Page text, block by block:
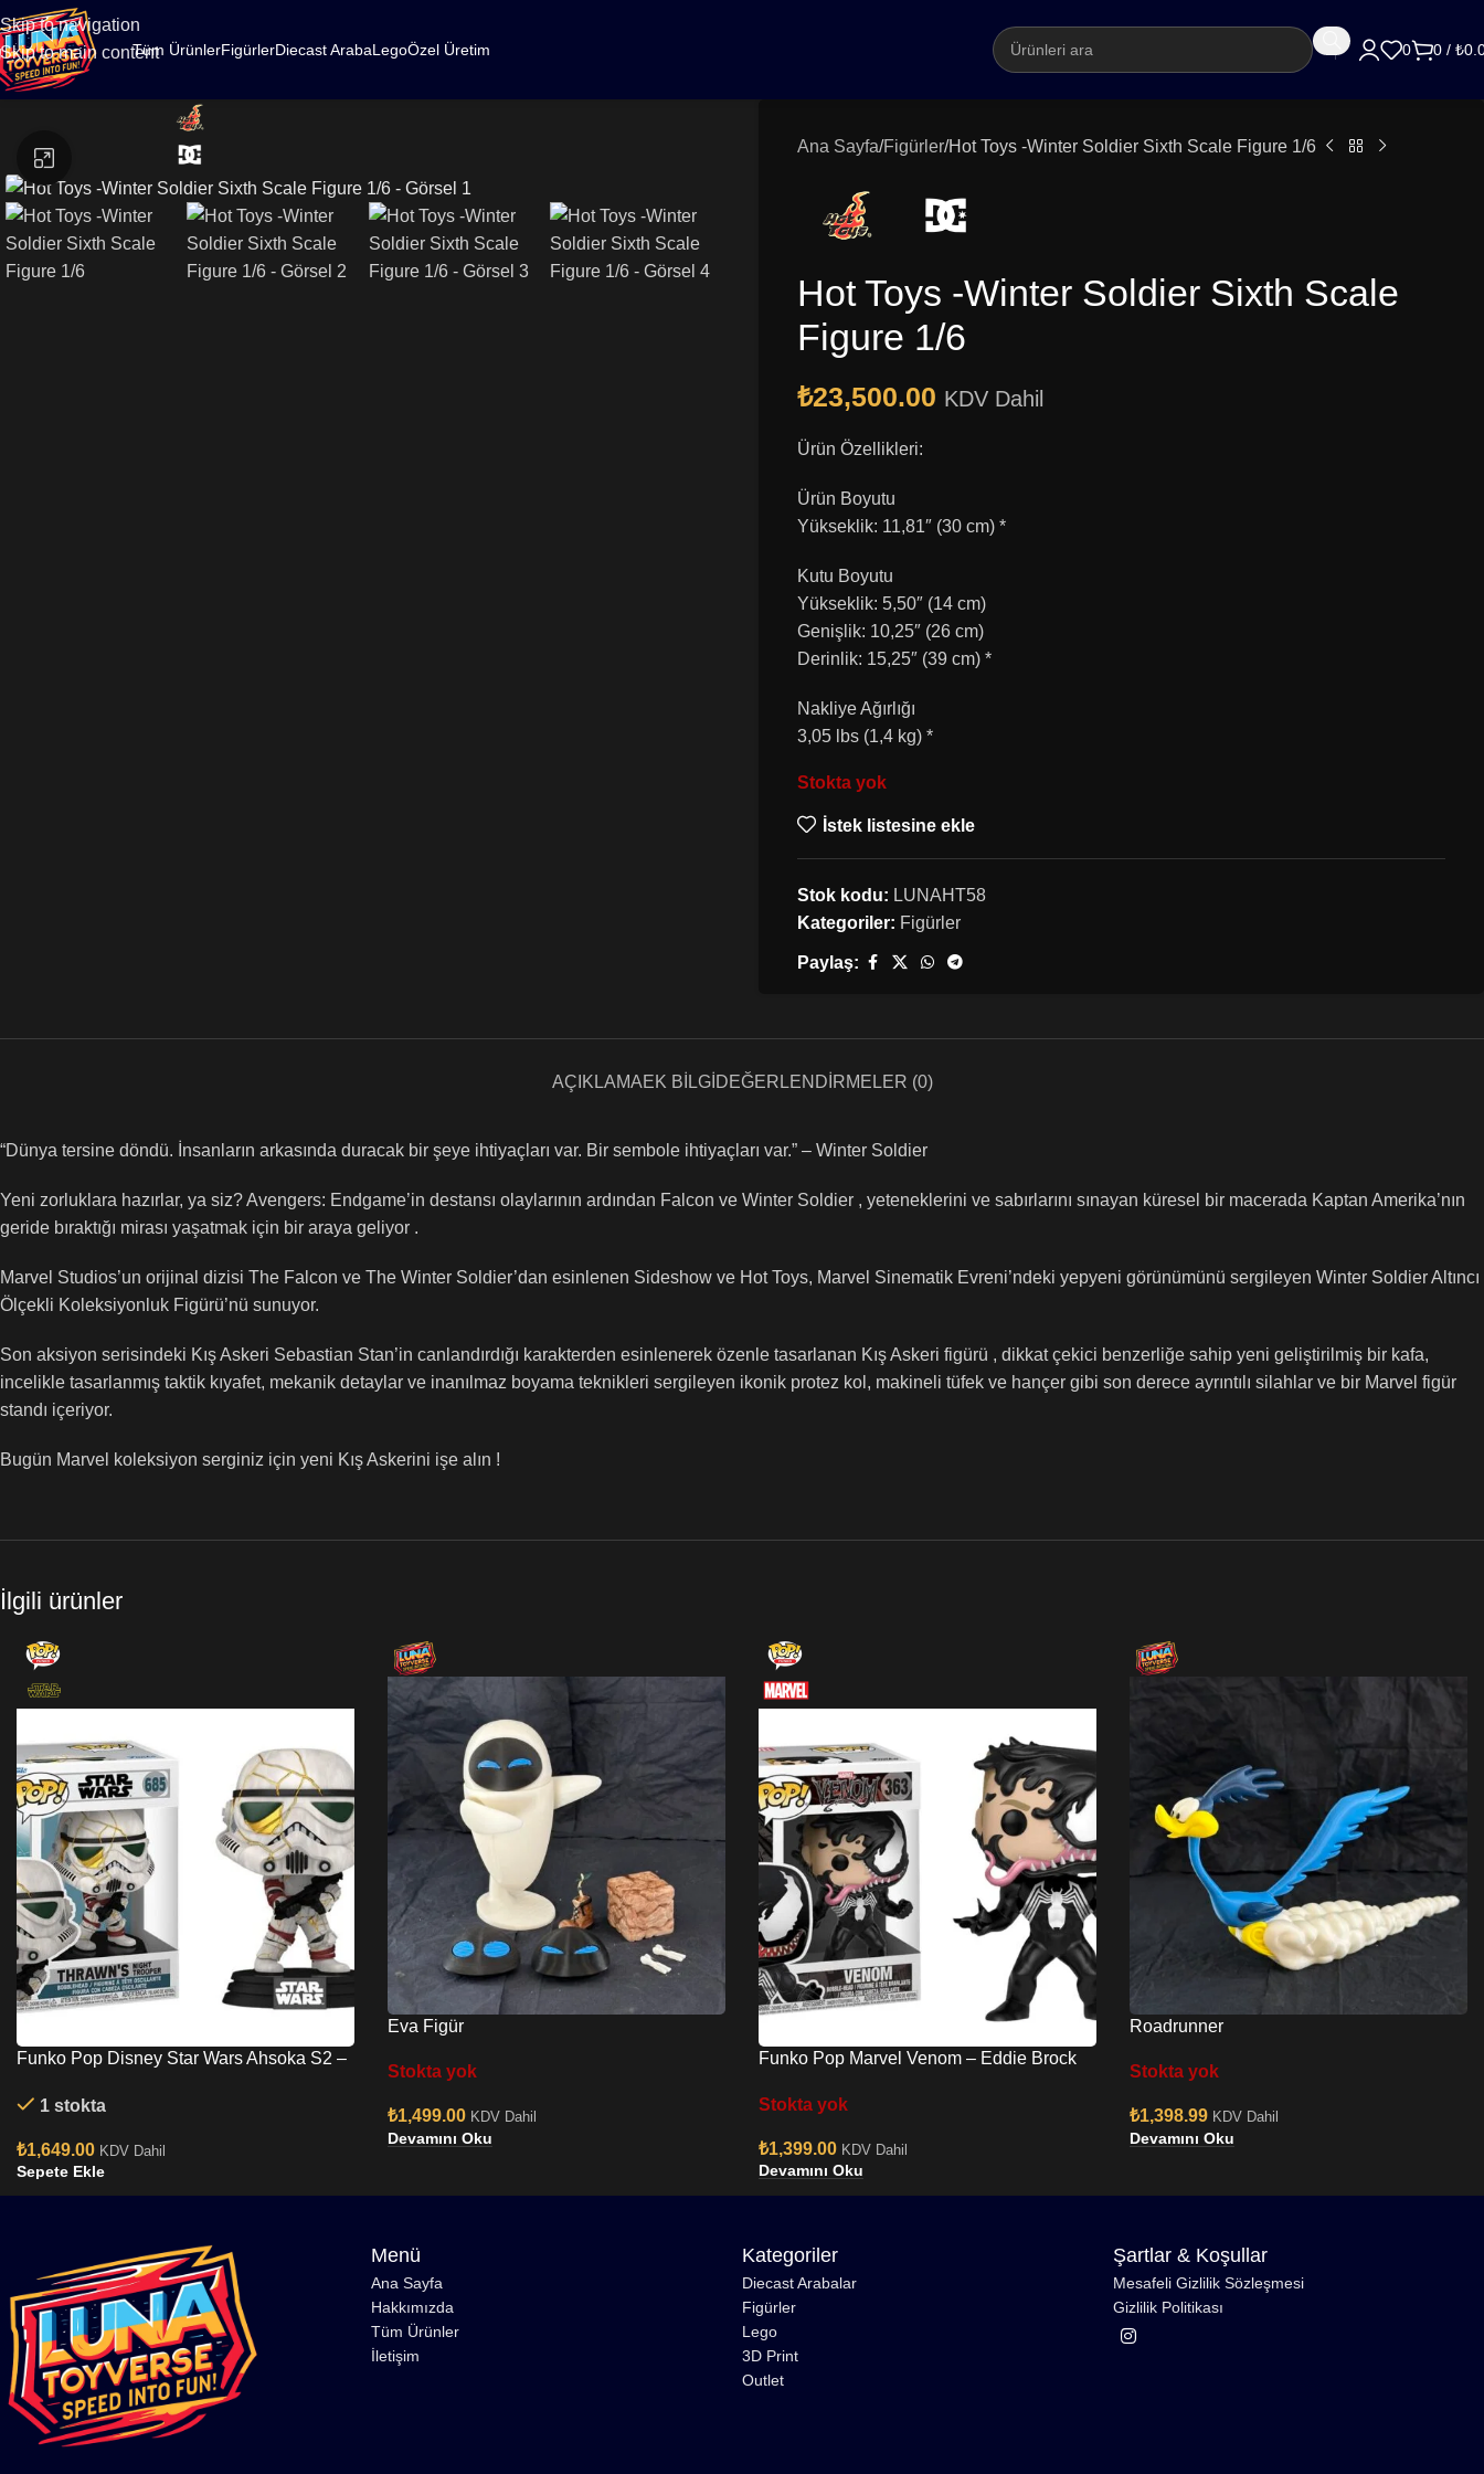
Skip to navigation
Skip to main contentTüm ÜrünlerFigürlerDiecast ArabaLegoÖzel Üretim 0 0 / ₺
Büyütmek için tıklayın
Ana Sayfa Figürler Hot Toys -Winter Soldier Sixth Scale Figure 1/6
Hot Toys -Winter Soldier Sixth Scale
Figure 1/6
₺23,500.00 KDV Dahil
Ürün Özellikleri:
Ürün Boyutu
Yükseklik: 11,81″ (30 cm) *
Kutu Boyutu
Yükseklik: 5,50″ (14 cm)
Genişlik: 10,25″ (26 cm)
Derinlik: 15,25″ (39 cm) *
Nakliye Ağırlığı
3,05 lbs (1,4 kg) *
Stokta yok
İstek listesine ekle
Stok kodu: LUNAHT58
Kategoriler: Figürler
Paylaş:
AÇIKLAMAEK BILGI DEĞERLENDIRMELER (0)
“Dünya tersine döndü. İnsanların arkasında duracak bir şeye ihtiyaçları var. Bir sembole ihtiyaçları var.” – Winter Soldier
Yeni zorluklara hazırlar, ya siz? Avengers: Endgame’in destansı olaylarının ardından Falcon ve Winter Soldier , yeteneklerini ve sabırlarını sınayan küresel bir macerada Kaptan Amerika’nın
geride bıraktığı mirası yaşatmak için bir araya geliyor .
Marvel Studios’un orijinal dizisi The Falcon ve The Winter Soldier’dan esinlenen Sideshow ve Hot Toys, Marvel Sinematik Evreni’ndeki yepyeni görünümünü sergileyen Winter Soldier Altıncı
Ölçekli Koleksiyonluk Figürü’nü sunuyor.
Son aksiyon serisindeki Kış Askeri Sebastian Stan’in canlandırdığı karakterden esinlenerek özenle tasarlanan Kış Askeri figürü , dikkat çekici benzerliğe sahip yeni geliştirilmiş bir kafa,
incelikle tasarlanmış taktik kıyafet, mekanik detaylar ve inanılmaz boyama teknikleri sergileyen ikonik protez kol, makineli tüfek ve hançer gibi son derece ayrıntılı silahlar ve bir Marvel figür
standı içeriyor.
Bugün Marvel koleksiyon serginiz için yeni Kış Askerini işe alın !
İlgili ürünler
Funko Pop Disney Star Wars Ahsoka S2 –
Head1 stokta
₺1,649.00 KDV Dahil
Sepete Ekle
Eva Figür
Stokta yok
₺1,499.00 KDV Dahil
Devamını Oku
Funko Pop Marvel Venom – Eddie Brock
Stokta yok
₺1,399.00 KDV Dahil
Devamını Oku
Roadrunner
Stokta yok
₺1,398.99 KDV Dahil
Devamını Oku
Menü
Ana Sayfa
Hakkımızda
Tüm Ürünler
İletişim
Kategoriler
Diecast Arabalar
Figürler
Lego
3D Print
Outlet
Şartlar & Koşullar
Mesafeli Gizlilik Sözleşmesi
Gizlilik Politikası